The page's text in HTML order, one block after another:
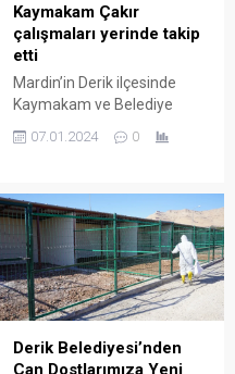
Kaymakam Çakır
çalışmaları yerinde takip
etti
Mardin’in Derik ilçesinde
Kaymakam ve Belediye
ilçede yapılan çevre
takip etti.
07.01.2024 0
Derik Belediyesi’nden
Can Dostlarımıza Yeni